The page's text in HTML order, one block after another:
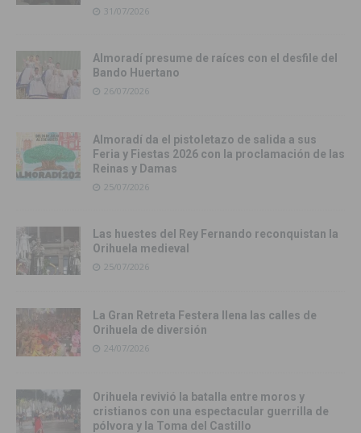
31/07/2026
Almoradí presume de raíces con el desfile del
Bando Huertano
26/07/2026
Almoradí da el pistoletazo de salida a sus
Feria y Fiestas 2026 con la proclamación de las
Reinas y Damas
25/07/2026
Las huestes del Rey Fernando reconquistan la
Orihuela medieval
25/07/2026
La Gran Retreta Festera llena las calles de
Orihuela de diversión
24/07/2026
Orihuela revivió la batalla entre moros y
cristianos con una espectacular guerrilla de
pólvora y la Toma del Castillo